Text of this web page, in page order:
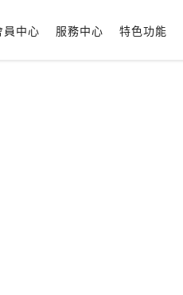
員中心 服務中心 特色功能